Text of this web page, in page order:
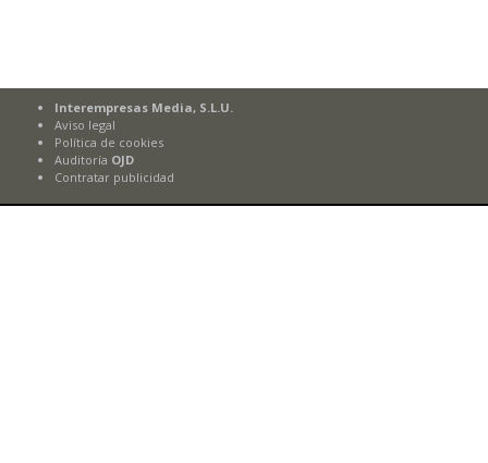
Interempresas Media, S.L.U.
Aviso legal
Política de cookies
Auditoría OJD
Contratar publicidad